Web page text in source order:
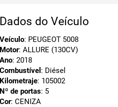
Dados do Veículo
Veículo: PEUGEOT 5008
Motor: ALLURE (130CV)
Ano: 2018
Combustível : Diésel
Kilometraje: 105002
Nº de portas: 5
Cor: CENIZA